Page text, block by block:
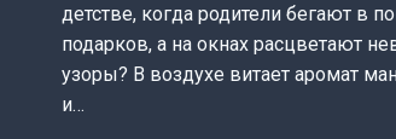
детстве, когда родители бегают в
подарков, а на окнах расцветают
узоры? В воздухе витает аромат
и…